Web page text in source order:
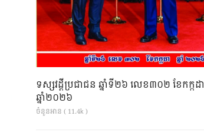
ទស្សវដ្តីប្រជាជន ឆ្នាំទី២៦ លេខ៣០២ ខែកក្កដា
ឆ្នាំ២០២៦
ចំនួនអាន ( 11.4k )